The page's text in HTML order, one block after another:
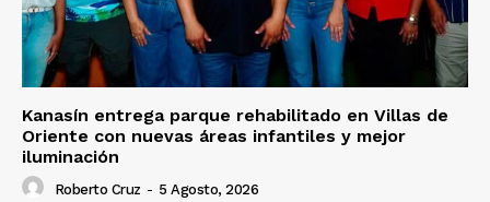
Kanasín entrega parque rehabilitado en Villas de
Oriente con nuevas áreas infantiles y mejor
iluminación
Roberto Cruz - 5 Agosto, 2026